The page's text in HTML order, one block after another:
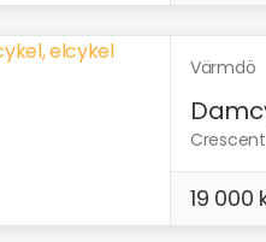
Värmdö
19 000